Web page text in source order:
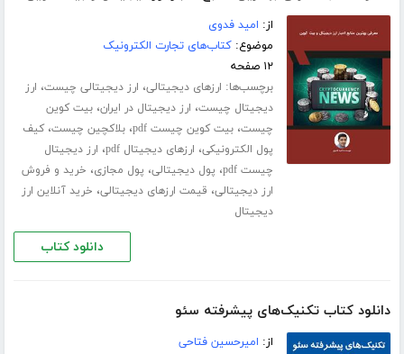
از: امید فدوی
موضوع:کتاب‌های تجارت الکترونیک
۱۲ صفحه
برچسب‌ها: ارزهای دیجیتالی، ارز دیجیتالی چیست، ارز
دیجیتال چیست، ارز دیجیتال در ایران،بیت کوین
چیست،بیت کوین چیست pdf ،بلاکچین چیست،کیف
پول الکترونیکی، ارزهای دیجیتال pdf ، ارز دیجیتال
چیست pdf
، پول دیجیتالی، پول مجازی، خرید و فروش
ارز دیجیتالی، قیمت ارزهای دیجیتالی، خرید آنلاین ارز
دیجیتال
دانلود کتاب
دانلود کتاب تکنیک‌های پیشرفته سئو
از: امیرحسین فتاحی